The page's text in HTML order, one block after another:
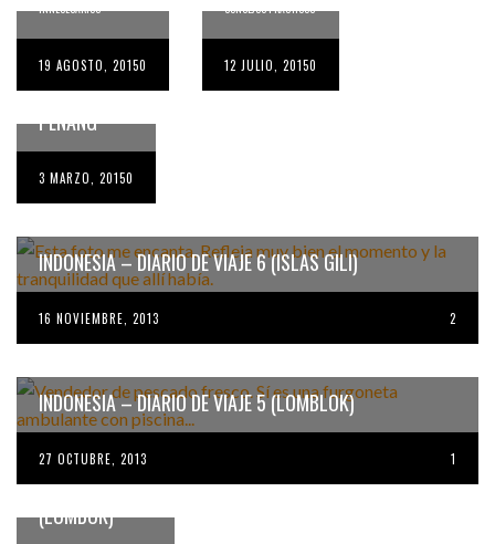
INNECESARIOS
19 AGOSTO, 20150
CONSEJOS PRACTICOS
12 JULIO, 20150
AÑO NUEVO
CHINO EN
SINGAPUR,
MELAKA Y
PENANG
3 MARZO, 20150
INDONESIA – DIARIO DE VIAJE 6 (ISLAS GILI)
16 NOVIEMBRE, 2013 2
INDONESIA – DIARIO DE VIAJE 5 (LOMBLOK)
27 OCTUBRE, 2013 1
INDONESIA –
DIARIO DE
VIAJE 4
(LOMBOK)